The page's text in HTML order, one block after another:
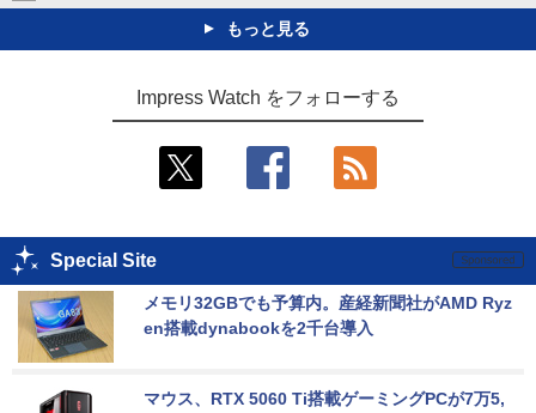
もっと見る
Impress Watch をフォローする
Special Site
メモリ32GBでも予算内。産経新聞社がAMD Ryz
en搭載dynabookを2千台導入
マウス、RTX 5060 Ti搭載ゲーミングPCが7万5,